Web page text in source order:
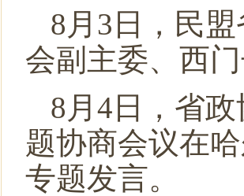
8月3日，民
会副主委、西
8月4日，省
题协商会议在
专题发言。